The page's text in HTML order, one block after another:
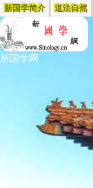
新国学简介 道法自然
新国学网